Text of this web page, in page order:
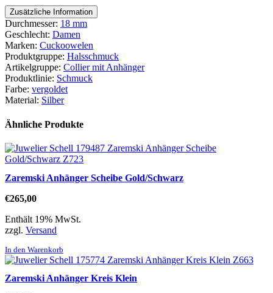
Zusätzliche Information
Durchmesser: 18 mm
Geschlecht: Damen
Marken: Cuckoowelen
Produktgruppe: Halsschmuck
Artikelgruppe: Collier mit Anhänger
Produktlinie: Schmuck
Farbe: vergoldet
Material: Silber
Ähnliche Produkte
Zaremski Anhänger Scheibe Gold/Schwarz
€265,00
Enthält 19% MwSt.
zzgl. Versand
In den Warenkorb
Zaremski Anhänger Kreis Klein